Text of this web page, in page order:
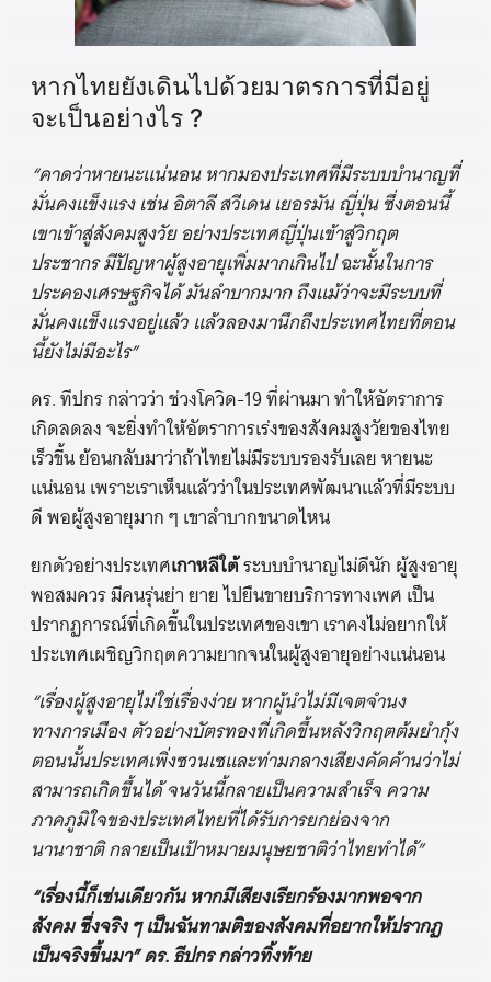
หากไทยยังเดินไปด้วยมาตรการที่มีอยู่
จะเป็นอย่างไร ?
“คาดว่าหายนะแน่นอน หากมองประเทศที่มีระบบบำนาญที่
มั่นคงแข็งแรง เช่น อิตาลี สวีเดน เยอรมัน ญี่ปุ่น ซึ่งตอนนี้
เขาเข้าสู่สังคมสูงวัย อย่างประเทศญี่ปุ่นเข้าสู่วิกฤต
ประชากร มีปัญหาผู้สูงอายุเพิ่มมากเกินไป ฉะนั้นในการ
ประคองเศรษฐกิจได้ มันลำบากมาก ถึงแม้ว่าจะมีระบบที่
มั่นคงแข็งแรงอยู่แล้ว แล้วลองมานึกถึงประเทศไทยที่ตอน
นี้ยังไม่มีอะไร”
ดร. ทีปกร กล่าวว่า ช่วงโควิด-19 ที่ผ่านมา ทำให้อัตราการ
เกิดลดลง จะยิ่งทำให้อัตราการเร่งของสังคมสูงวัยของไทย
เร็วขึ้น ย้อนกลับมาว่าถ้าไทยไม่มีระบบรองรับเลย หายนะ
แน่นอน เพราะเราเห็นแล้วว่าในประเทศพัฒนาแล้วที่มีระบบ
ดี พอผู้สูงอายุมาก ๆ เขาลำบากขนาดไหน
ยกตัวอย่างประเทศเกาหลีใต้ระบบบำนาญไม่ดีนัก ผู้สูงอายุ
พอสมควร มีคนรุ่นย่า ยาย ไปยืนขายบริการทางเพศ เป็น
ปรากฏการณ์ที่เกิดขึ้นในประเทศของเขา เราคงไม่อยากให้
ประเทศเผชิญวิกฤตความยากจนในผู้สูงอายุอย่างแน่นอน
“เรื่องผู้สูงอายุไม่ใช่เรื่องง่าย หากผู้นำไม่มีเจตจำนง
ทางการเมือง ตัวอย่างบัตรทองที่เกิดขึ้นหลังวิกฤตต้มยำกุ้ง
ตอนนั้นประเทศเพิ่งซวนเซและท่ามกลางเสียงคัดค้านว่าไม่
สามารถเกิดขึ้นได้ จนวันนี้กลายเป็นความสำเร็จ ความ
ภาคภูมิใจของประเทศไทยที่ได้รับการยกย่องจาก
นานาชาติ กลายเป็นเป้าหมายมนุษยชาติว่าไทยทำได้”
“เรื่องนี้ก็เช่นเดียวกัน หากมีเสียงเรียกร้องมากพอจาก
สังคม ซึ่งจริง ๆ เป็นฉันทามติของสังคมที่อยากให้ปรากฏ
เป็นจริงขึ้นมา” ดร. ธีปกร กล่าวทิ้งท้าย